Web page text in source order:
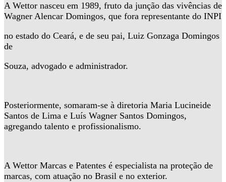
A Wettor nasceu em 1989, fruto da junção das vivências de
Wagner Alencar Domingos, que fora representante do INPI
no estado do Ceará, e de seu pai, Luiz Gonzaga Domingos
de
Souza, advogado e administrador.
Posteriormente, somaram-se à diretoria Maria Lucineide
Santos de Lima e Luís Wagner Santos Domingos,
agregando talento e profissionalismo.
A Wettor Marcas e Patentes é especialista na proteção de
marcas, com atuação no Brasil e no exterior.